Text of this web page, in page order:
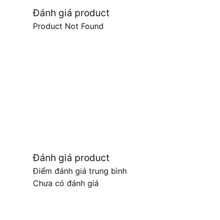
Đánh giá product
Product Not Found
Đánh giá product
Điểm đánh giá trung bình
Chưa có đánh giá